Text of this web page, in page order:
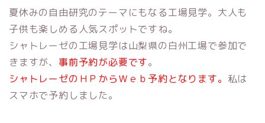
夏休みの自由研究のテーマにもなる工場見学。大人も
子供も楽しめる人気スポットですね。
シャトレーゼの工場見学は山梨県の白州工場で参加で
きますが、 事前予約が必要です。
シャトレーゼのＨＰからＷｅｂ予約となります。 私は
スマホで予約しました。